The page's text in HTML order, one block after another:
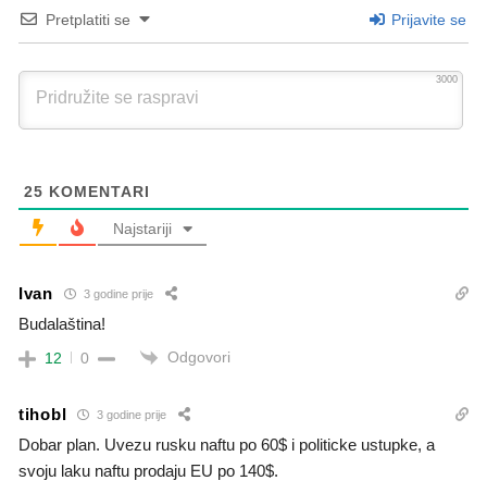
Pretplatiti se Prijavite se
3000
25 KOMENTARI
Najstariji
Ivan 3 godine prije
Budalaština!
12 0 Odgovori
tihobl 3 godine prije
Dobar plan. Uvezu rusku naftu po 60$ i politicke ustupke, a
svoju laku naftu prodaju EU po 140$.